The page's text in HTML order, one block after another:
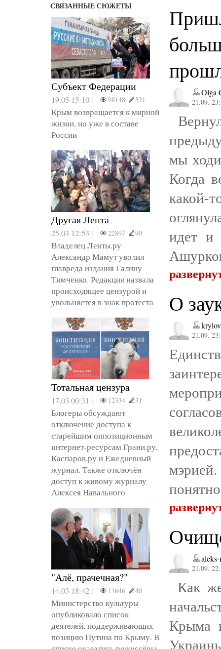
СВЯЗАННЫЕ СЮЖЕТЫ
Субъект Федерации
19.05 15:10 | 98148 321
Крым возвращается к мирной
жизни, но уже в составе
России
Другая Лента
25.03 12:53 | 22897 90
Владелец Ленты.ру
Александр Мамут уволил
главреда издания Галину
Тимченко. Редакция назвала
происходящее цензурой и
увольняется в знак протеста
Тотальная цензура
17.03 00:31 | 12334 31
Блогеры обсуждают
отключение доступа к
старейшим оппозиционным
интернет-ресурсам Грани.ру,
Каспаров.ру и Ежедневный
журнал. Также отключён
доступ к живому журналу
Алексея Навального
"Алё, прачечная?"
14.03 18:42 | 11646 40
Министерство культуры
опубликовало список
деятелей, поддерживающих
позицию Путина по Крыму. В
Olga
21.09.
мы
Когда
какой-
идет и
О
krylov
21.09.
21.09.
Как
Крыма